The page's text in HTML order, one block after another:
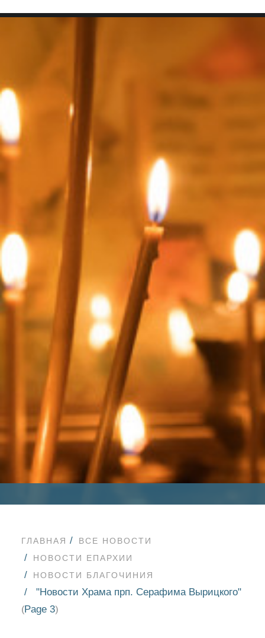
SEARCH
ГЛАВНАЯ
ВСЕ НОВОСТИ
НОВОСТИ ЕПАРХИИ
НОВОСТИ БЛАГОЧИНИЯ
"Новости Храма прп. Серафима Вырицкого"
(Page 3)